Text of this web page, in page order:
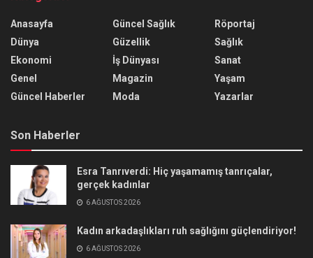
Anasayfa
Dünya
Ekonomi
Genel
Güncel Haberler
Güncel Sağlık
Güzellik
İş Dünyası
Magazin
Moda
Röportaj
Sağlık
Sanat
Yaşam
Yazarlar
Son Haberler
Esra Tanrıverdi: Hiç yaşamamış tanrıçalar,
gerçek kadınlar
6 AĞUSTOS 2026
Kadın arkadaşlıkları ruh sağlığını güçlendiriyor!
6 AĞUSTOS 2026